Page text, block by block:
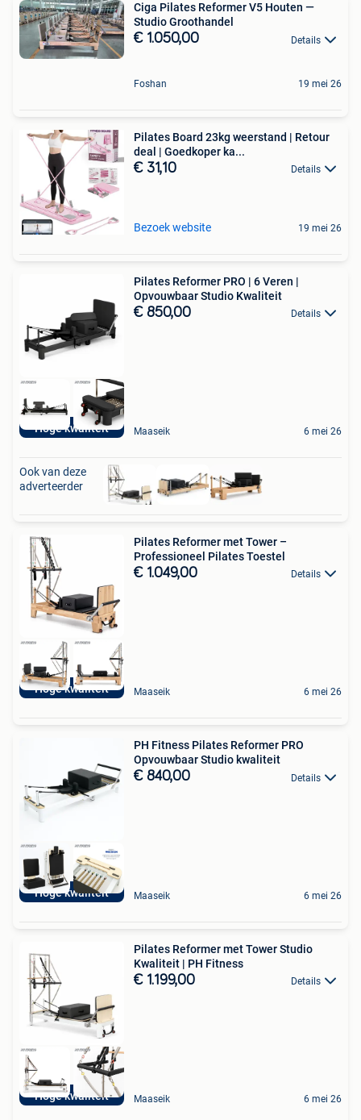
Ciga Pilates Reformer V5 Houten —
Studio Groothandel
€ 1.050,00 Details
Foshan 19 mei 26
Pilates Board 23kg weerstand | Retour
deal | Goedkoper ka...
€ 31,10 Details
Bezoek website 19 mei 26
Hoge kwaliteit
Pilates Reformer PRO | 6 Veren |
Opvouwbaar Studio Kwaliteit
€ 850,00 Details
Maaseik 6 mei 26
Ook van deze
adverteerder
Hoge kwaliteit
Pilates Reformer met Tower –
Professioneel Pilates Toestel
€ 1.049,00 Details
Maaseik 6 mei 26
Hoge kwaliteit
PH Fitness Pilates Reformer PRO
Opvouwbaar Studio kwaliteit
€ 840,00 Details
Maaseik 6 mei 26
Hoge kwaliteit
Pilates Reformer met Tower Studio
Kwaliteit | PH Fitness
€ 1.199,00 Details
Maaseik 6 mei 26